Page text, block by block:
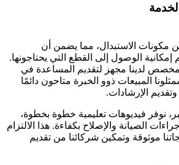
مكونات الاستبدال، مما يضمن أن
إمكانية الوصول إلى القطع التي يحتاجونها.
لدينا مجهز لتقديم المساعدة في
المبيعات ذوو الخبرة متاحون دائمًا
الإرشادات.
نوفر فيديوهات تعليمية خطوة بخطوة،
الصيانة والإصلاح بكفاءة. هذا الالتزام
موثوقة وتمكين شركائنا من تقديم